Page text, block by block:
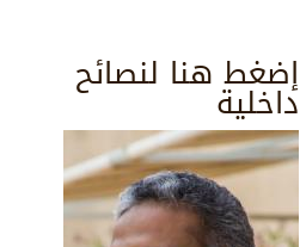
إضغط هنا لنصائح
داخلية